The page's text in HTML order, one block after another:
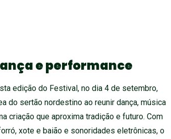
e performance
edição do Festival, no dia 4 de setembro,
do sertão nordestino ao reunir dança, música
criação que aproxima tradição e futuro. Com
xote e baião e sonoridades eletrônicas, o